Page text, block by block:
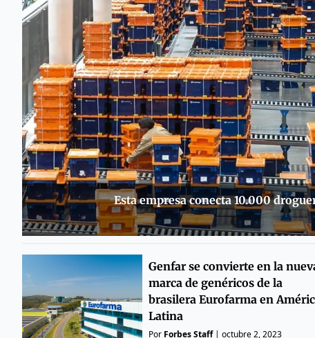
Esta empresa conecta 10.000
Genfar se convierte en la
marca de genéricos de la
brasilera Eurofarma en
Latina
Por Forbes Staff| octubre 2, 2023